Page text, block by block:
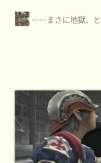
……まさに地獄、と